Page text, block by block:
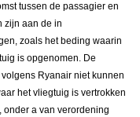
tussen de passagier en
zijn aan de in
zoals het beding waarin
is opgenomen. De
Ryanair niet kunnen
het vliegtuig is vertrokken
onder a van verordening